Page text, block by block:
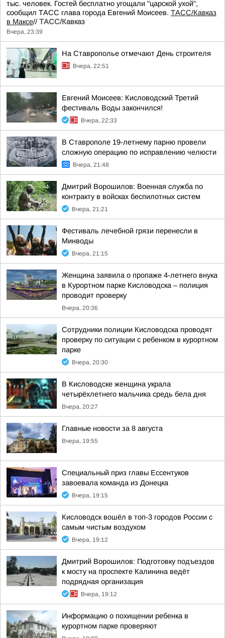
тыс. человек. Гостей бесплатно угощали "царской ухой",
сообщил ТАСС глава города Евгений Моисеев. ТАСС/Кавказ
в Максе// ТАСС/Кавказ
Вчера, 23:39
На Ставрополье отмечают День строителя
Вчера, 22:51
Евгений Моисеев: Кисловодский Третий
фестиваль Воды закончился!
Вчера, 22:33
В Ставрополе 19-летнему парню провели
сложную операцию по исправлению челюсти
Вчера, 21:48
Дмитрий Ворошилов: Военная служба по
контракту в войсках беспилотных систем
Вчера, 21:21
Фестиваль лечебной грязи перенесли в
Минводы
Вчера, 21:15
Женщина заявила о пропаже 4-летнего внука
в Курортном парке Кисловодска – полиция
проводит проверку
Вчера, 20:36
Сотрудники полиции Кисловодска проводят
проверку по ситуации с ребенком в курортном
парке
Вчера, 20:30
В Кисловодске женщина украла
четырёхлетнего мальчика средь бела дня
Вчера, 20:27
Главные новости за 8 августа
Вчера, 19:55
Специальный приз главы Ессентуков
завоевала команда из Донецка
Вчера, 19:15
Кисловодск вошёл в топ-3 городов России с
самым чистым воздухом
Вчера, 19:12
Дмитрий Ворошилов: Подготовку подъездов
к мосту на проспекте Калинина ведёт
подрядная организация
Вчера, 19:12
Информацию о похищении ребенка в
курортном парке проверяют